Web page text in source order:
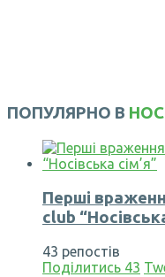
ПОПУЛЯРНО В
Перші
club
43 репостів
Поділитись 43